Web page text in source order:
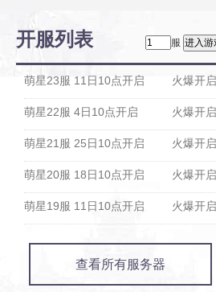
开服列表 服
火爆开启
萌星23服 11日10点开启
火爆开启
萌星22服 4日10点开启
火爆开启
萌星21服 25日10点开启
火爆开启
萌星20服 18日10点开启
火爆开启
萌星19服 11日10点开启
查看所有服务器